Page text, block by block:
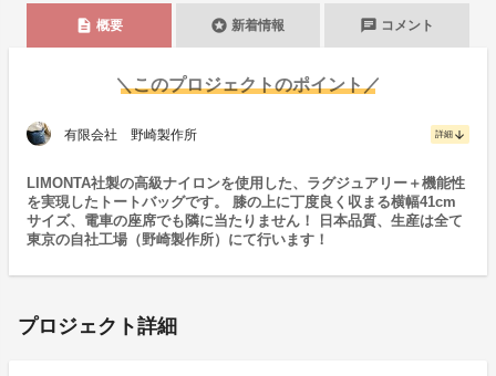
description 概要 stars 新着情報 chat コメント
＼このプロジェクトのポイント／
有限会社 野崎製作所 詳細 arrow_downward
LIMONTA社製の高級ナイロンを使用した、ラグジュアリー＋機能性
を実現したトートバッグです。 膝の上に丁度良く収まる横幅41cm
サイズ、電車の座席でも隣に当たりません！ 日本品質、生産は全て
東京の自社工場（野崎製作所）にて行います！
プロジェクト詳細